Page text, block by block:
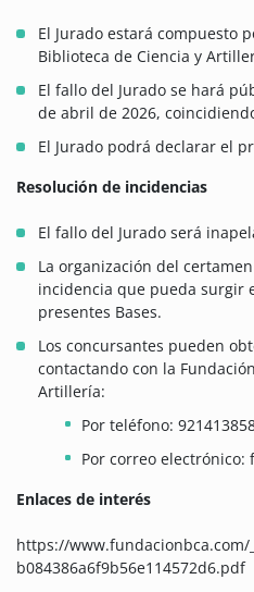
El Jurado estará compuesto
Biblioteca de Ciencia y
El fallo del Jurado se hará
de abril de 2026,
El Jurado podrá declarar el
Resolución de incidencias
El fallo del Jurado será
La organización del
incidencia que pueda surgir
presentes Bases.
Los concursantes pueden
contactando con la
Artillería:
Por teléfono:
Por correo electrónico:
Enlaces de interés
https://www.fundacionbca.com/
b084386a6f9b56e114572d6.pdf